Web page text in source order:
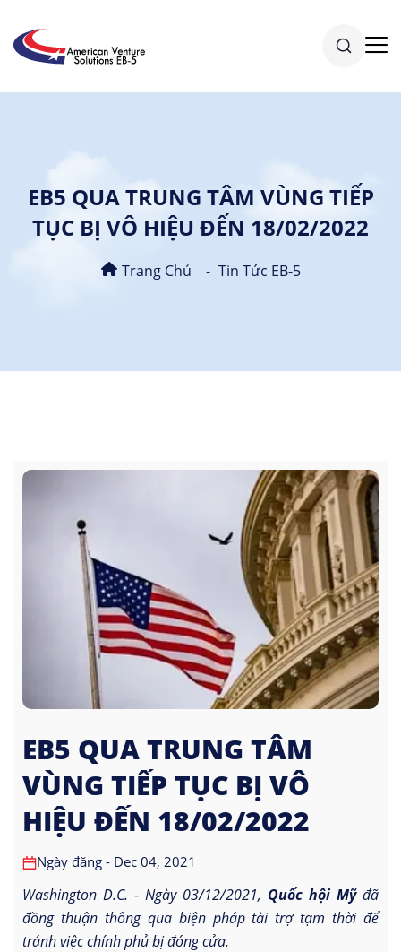
EB5 QUA TRUNG TÂM VÙNG TIẾP
TỤC BỊ VÔ HIỆU ĐẾN 18/02/2022
Trang Chủ Tin Tức EB-5
EB5 QUA TRUNG TÂM
VÙNG TIẾP TỤC BỊ VÔ
HIỆU ĐẾN 18/02/2022
Ngày đăng - Dec 04, 2021
Washington D.C. - Ngày 03/12/2021, Quốc hội Mỹđã
đồngthuận thông qua biện pháp tài trợ tạm thời để
tránh việc chính phủ bị đóng cửa.